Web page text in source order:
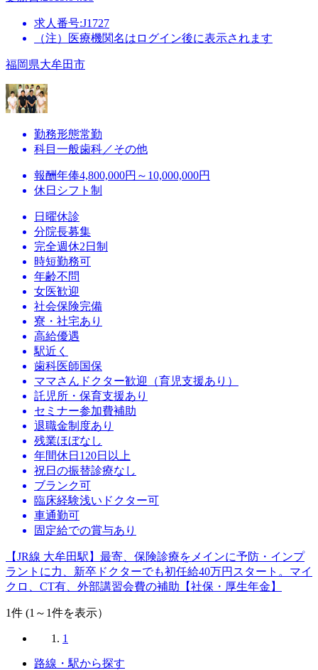
求人番号:J1727
（注）医療機関名はログイン後に表示されます
福岡県大牟田市
勤務形態常勤
科目 一般歯科／その他
報酬年俸4,800,000円～10,000,000円
休日 シフト制
日曜休診
分院長募集
完全週休2日制
時短勤務可
年齢不問
女医歓迎
社会保険完備
寮・社宅あり
高給優遇
駅近く
歯科医師国保
ママさんドクター歓迎（育児支援あり）
託児所・保育支援あり
セミナー参加費補助
退職金制度あり
残業ほぼなし
年間休日120日以上
祝日の振替診療なし
ブランク可
臨床経験浅いドクター可
車通勤可
固定給での賞与あり
【JR線 大牟田駅】最寄、保険診療をメインに予防・インプ
ラントに力、新卒ドクターでも初任給40万円スタート。マイ
クロ、CT有、外部講習会費の補助【社保・厚生年金】
1件 (1～1件を表示）
1
路線・駅から探す